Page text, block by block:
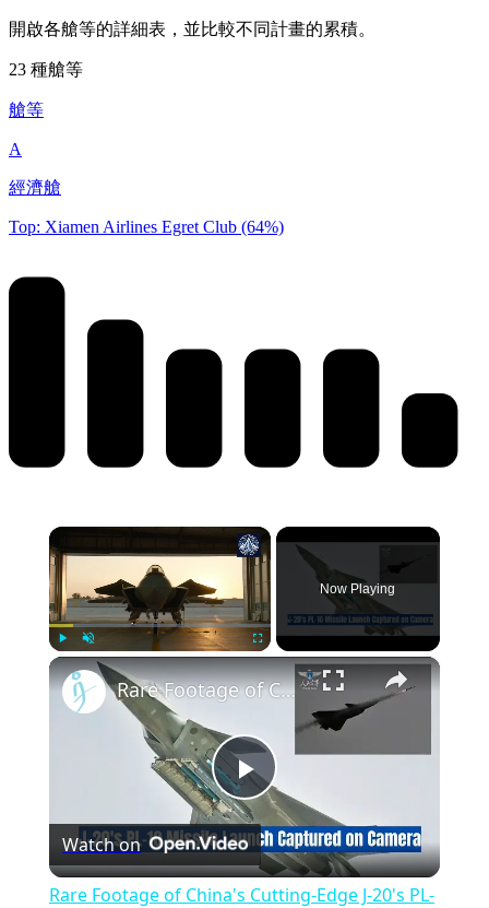
開啟各艙等的詳細表，並比較不同計畫的累積。
23 種艙等
艙等
A
經濟艙
Top: Xiamen Airlines Egret Club (64%)
×
Play Unmute Fullscreen
Now Playing
×
Play
Video
Rare Footage of China's Cutting-Edge J-20's PL-10 Missile Launch Revealed
Watch on
Rare Footage of China's Cutting-Edge J-20's PL-